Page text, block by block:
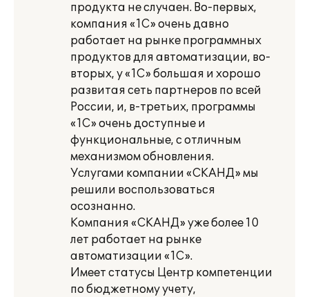
продукта не случаен. Во-первых,
компания «1С» очень давно
работает на рынке программных
продуктов для автоматизации, во-
вторых, у «1С» большая и хорошо
развитая сеть партнеров по всей
России, и, в-третьих, программы
«1С» очень доступные и
функциональные, с отличным
механизмом обновления.
Услугами компании «СКАНД» мы
решили воспользоваться
осознанно.
Компания «СКАНД» уже более 10
лет работает на рынке
автоматизации «1С».
Имеет статусы Центр компетенции
по бюджетному учету,